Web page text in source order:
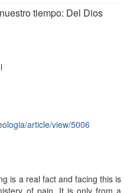
tiempo: Del Dios
article/view/5006
is a real fact and facing this is
of pain. It is only from a